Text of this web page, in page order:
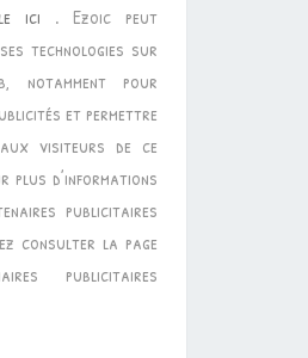
ici . Ezoic peut
technologies sur
notamment pour
et permettre
visiteurs de ce
plus d’informations
publicitaires
consulter la page
publicitaires